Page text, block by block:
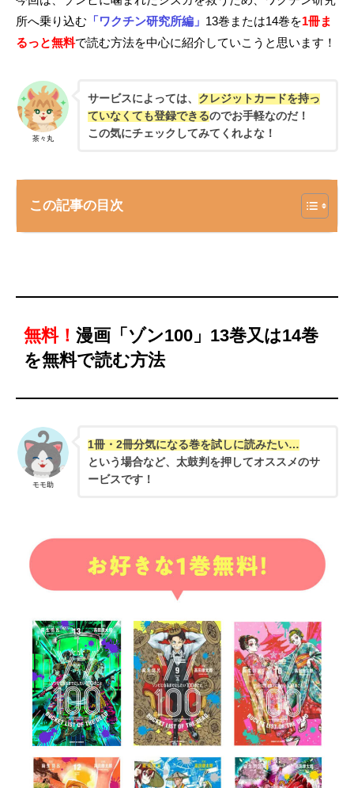
所へ乗り込む 「ワクチン研究所編」 13巻または14巻を1冊ま
るっと無料で読む方法を中心に紹介していこうと思います！
茶々丸
サービスによっては、 クレジットカードを持っ
ていなくても登録できるのでお手軽なのだ！
この気にチェックしてみてくれよな！
この記事の目次
無料！ 漫画「ゾン100」13巻又は14巻
を無料で読む方法
モモ助
1冊・2冊分気になる巻を試しに読みたい…
という場合など、太鼓判を押してオススメのサ
ービスです！